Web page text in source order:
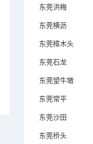
东莞洪梅
东莞横沥
东莞樟木头
东莞石龙
东莞望牛墩
东莞常平
东莞沙田
东莞桥头